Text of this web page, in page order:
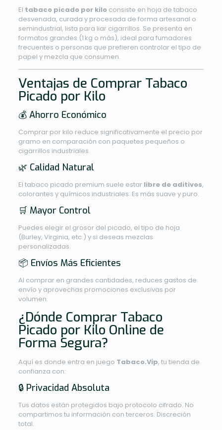
El tabaco picado por kilo consiste en hoja de tabaco
desvenada, curada y procesada de forma artesanal o
semindustrial, lista para liar cigarrillos. Se presenta en
formatos grandes (1 kg o más), ideal para fumadores
frecuentes o personas que prefieren controlar el tipo de
papel y mezcla que consumen.
Ventajas de Comprar Tabaco
Picado por Kilo
💰 Ahorro Económico
Comprar por kilo reduce significativamente el precio por
gramo en comparación con paquetes pequeños o
cigarrillos industriales.
🌿 Calidad Natural
El tabaco picado premium suele estar libre de aditivos,
colorantes y químicos industriales. Es más suave y puro.
🛒 Mayor Control
Puedes elegir el grosor del picado, el tipo de hoja
(Burley, Virginia, etc.) y si deseas mezclas
personalizadas.
📦 Envíos Más Eficientes
Al comprar en grandes cantidades, reduces gastos de
envío y aprovechas promociones exclusivas por
volumen.
¿Dónde Comprar Tabaco
Picado por Kilo Online de
Forma Segura?
Aquí es donde entra en juego Tabaco.Vip, tu tienda de
confianza con:
🔒 Privacidad Absoluta
Tus datos están protegidos bajo protocolo cifrado. No
compartimos tu información con terceros. Discreción
total.